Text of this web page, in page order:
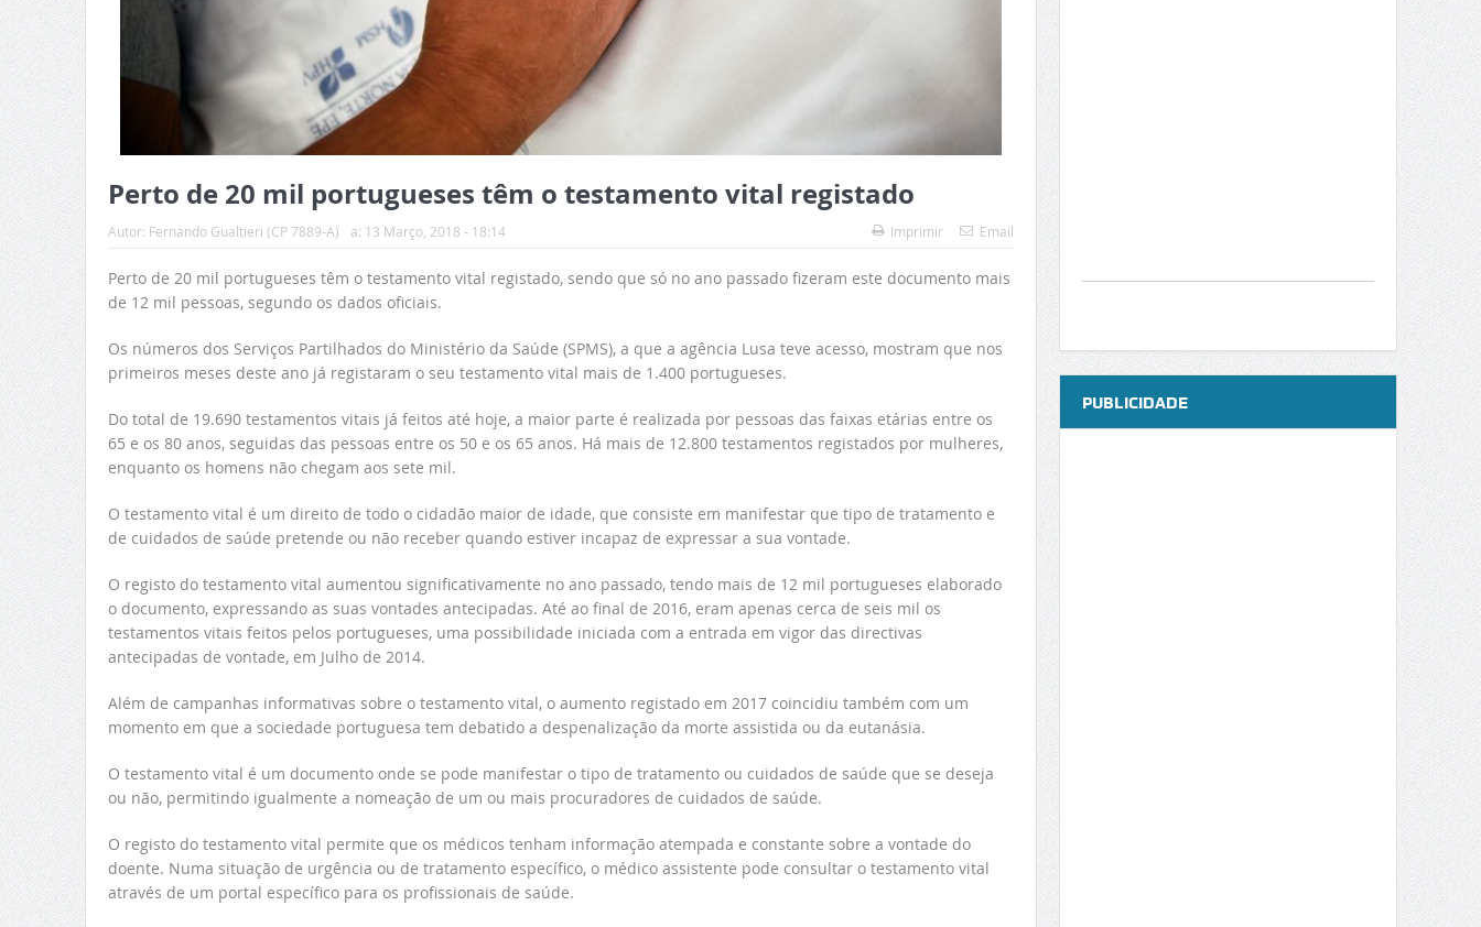
Perto de 20 mil portugueses têm o testamento vital registado
Autor: Fernando Gualtieri (CP 7889-A) a: 13 Março, 2018 - 18:14 Imprimir Email
Perto de 20 mil portugueses têm o testamento vital registado, sendo que só no ano passado fizeram este documento mais
de 12 mil pessoas, segundo os dados oficiais.
Os números dos Serviços Partilhados do Ministério da Saúde (SPMS), a que a agência Lusa teve acesso, mostram que nos
primeiros meses deste ano já registaram o seu testamento vital mais de 1.400 portugueses.
Do total de 19.690 testamentos vitais já feitos até hoje, a maior parte é realizada por pessoas das faixas etárias entre os
65 e os 80 anos, seguidas das pessoas entre os 50 e os 65 anos. Há mais de 12.800 testamentos registados por mulheres,
enquanto os homens não chegam aos sete mil.
O testamento vital é um direito de todo o cidadão maior de idade, que consiste em manifestar que tipo de tratamento e
de cuidados de saúde pretende ou não receber quando estiver incapaz de expressar a sua vontade.
O registo do testamento vital aumentou significativamente no ano passado, tendo mais de 12 mil portugueses elaborado
o documento, expressando as suas vontades antecipadas. Até ao final de 2016, eram apenas cerca de seis mil os
testamentos vitais feitos pelos portugueses, uma possibilidade iniciada com a entrada em vigor das directivas
antecipadas de vontade, em Julho de 2014.
Além de campanhas informativas sobre o testamento vital, o aumento registado em 2017 coincidiu também com um
momento em que a sociedade portuguesa tem debatido a despenalização da morte assistida ou da eutanásia.
O testamento vital é um documento onde se pode manifestar o tipo de tratamento ou cuidados de saúde que se deseja
ou não, permitindo igualmente a nomeação de um ou mais procuradores de cuidados de saúde.
O registo do testamento vital permite que os médicos tenham informação atempada e constante sobre a vontade do
doente. Numa situação de urgência ou de tratamento específico, o médico assistente pode consultar o testamento vital
através de um portal específico para os profissionais de saúde.
PUBLICIDADE